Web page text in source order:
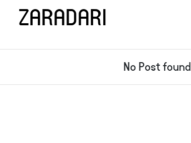
ZARADARI
No Post found